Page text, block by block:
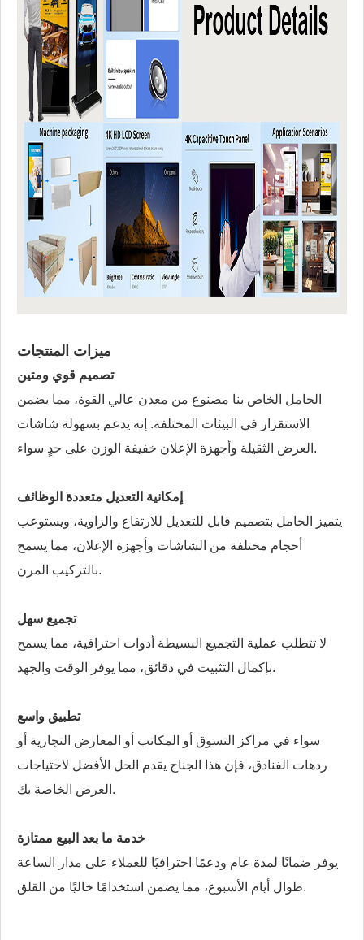
ميزات المنتجات
تصميم قوي ومتين
الحامل الخاص بنا مصنوع من معدن عالي القوة، مما يضمن
الاستقرار في البيئات المختلفة. إنه يدعم بسهولة شاشات
العرض الثقيلة وأجهزة الإعلان خفيفة الوزن على حدٍ سواء.
إمكانية التعديل متعددة الوظائف
يتميز الحامل بتصميم قابل للتعديل للارتفاع والزاوية، ويستوعب
أحجام مختلفة من الشاشات وأجهزة الإعلان، مما يسمح
بالتركيب المرن.
تجميع سهل
لا تتطلب عملية التجميع البسيطة أدوات احترافية، مما يسمح
بإكمال التثبيت في دقائق، مما يوفر الوقت والجهد.
تطبيق واسع
سواء في مراكز التسوق أو المكاتب أو المعارض التجارية أو
ردهات الفنادق، فإن هذا الجناح يقدم الحل الأفضل لاحتياجات
العرض الخاصة بك.
خدمة ما بعد البيع ممتازة
يوفر ضمانًا لمدة عام ودعمًا احترافيًا للعملاء على مدار الساعة
طوال أيام الأسبوع، مما يضمن استخدامًا خاليًا من القلق.